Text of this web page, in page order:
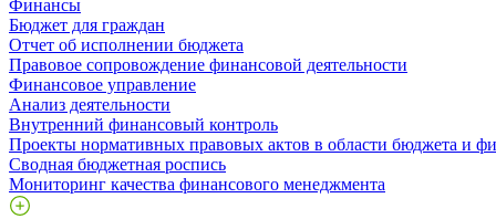
Финансы
Бюджет для граждан
Отчет об исполнении бюджета
Правовое сопровождение финансовой деятельности
Финансовое управление
Анализ деятельности
Внутренний финансовый контроль
Проекты нормативных правовых актов в области бюджета и
Сводная бюджетная роспись
Мониторинг качества финансового менеджмента